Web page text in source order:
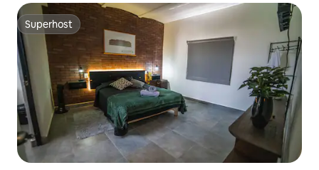
Superhost
Superhost